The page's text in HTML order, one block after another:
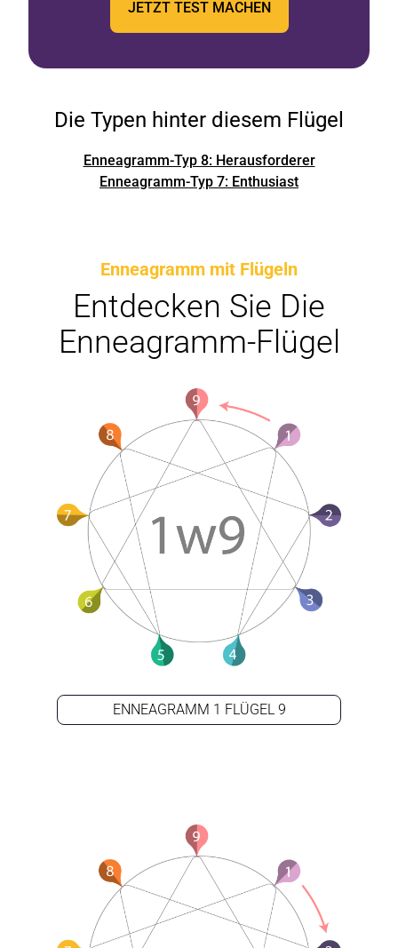
JETZT TEST MACHEN
Die Typen hinter diesem Flügel
Enneagramm-Typ 8: Herausforderer
Enneagramm-Typ 7: Enthusiast
Enneagramm mit Flügeln
Entdecken Sie Die
Enneagramm-Flügel
ENNEAGRAMM 1 FLÜGEL 9